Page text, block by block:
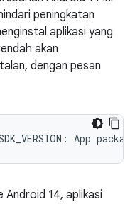
peningkatan
aplikasi yang
akan
dengan pesan
Android 14, aplikasi